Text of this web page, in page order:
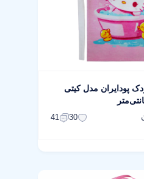
پودایران مدل کیتی
30
41